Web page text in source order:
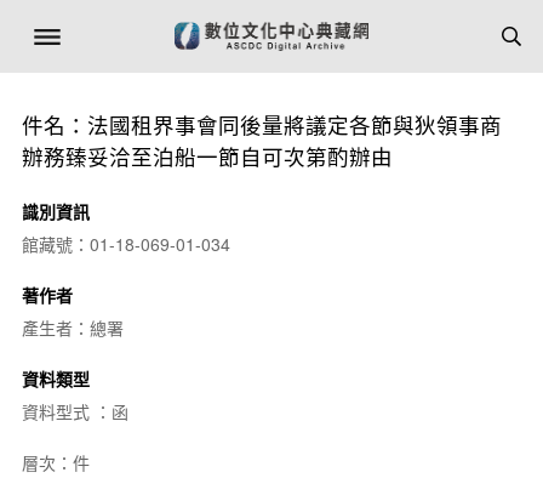
件名：法國租界事會同後量將議定各節與狄領事商
辦務臻妥洽至泊船一節自可次第酌辦由
識別資訊
館藏號：01-18-069-01-034
著作者
產生者：總署
資料類型
資料型式 ：函
層次：件